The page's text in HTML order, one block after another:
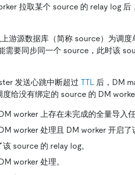
拉取某个 source 的 relay log
游源数据库（简称 source）为调
需要同步同一个 source，此时该
发送心跳中断超过 TTL 后，DM
给没有绑定的 source 的 DM
worker 上存在未完成的全量导入任
worker 处理且 DM worker 开启了
source 的 relay log。
worker 处理。